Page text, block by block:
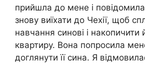
прийшла до мене і
знову виїхати до Чехії, щоб
навчання синові і накопичити
квартиру. Вона попросила
доглянути її сина. Я